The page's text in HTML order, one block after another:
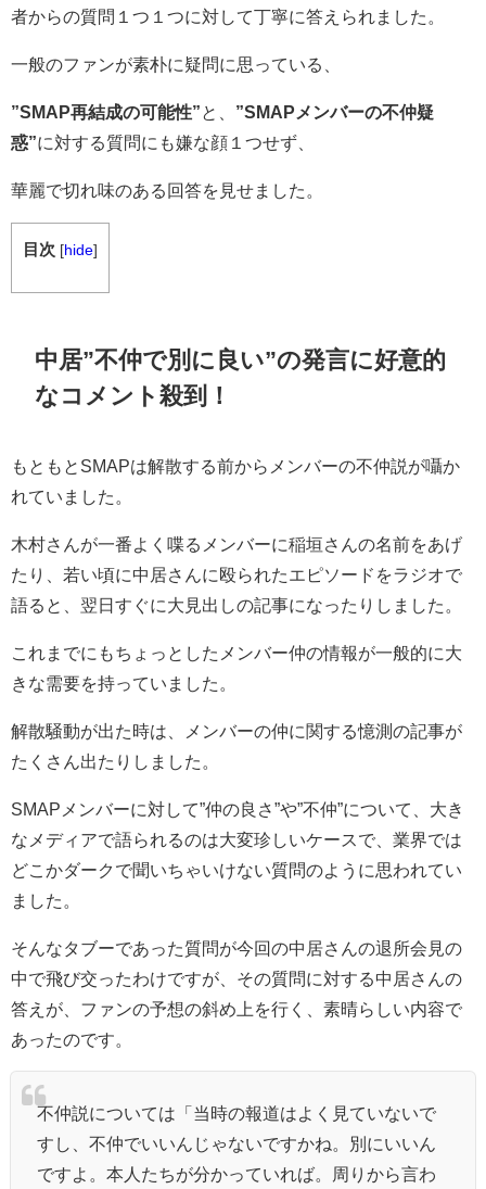
者からの質問１つ１つに対して丁寧に答えられました。
一般のファンが素朴に疑問に思っている、
”SMAP再結成の可能性”と、 ”SMAPメンバーの不仲疑
惑”に対する質問にも嫌な顔１つせず、
華麗で切れ味のある回答を見せました。
目次 [hide]
中居”不仲で別に良い”の発言に好意的
なコメント殺到！
もともとSMAPは解散する前からメンバーの不仲説が囁か
れていました。
木村さんが一番よく喋るメンバーに稲垣さんの名前をあげ
たり、若い頃に中居さんに殴られたエピソードをラジオで
語ると、翌日すぐに大見出しの記事になったりしました。
これまでにもちょっとしたメンバー仲の情報が一般的に大
きな需要を持っていました。
解散騒動が出た時は、メンバーの仲に関する憶測の記事が
たくさん出たりしました。
SMAPメンバーに対して”仲の良さ”や”不仲”について、大き
なメディアで語られるのは大変珍しいケースで、業界では
どこかダークで聞いちゃいけない質問のように思われてい
ました。
そんなタブーであった質問が今回の中居さんの退所会見の
中で飛び交ったわけですが、その質問に対する中居さんの
答えが、ファンの予想の斜め上を行く、素晴らしい内容で
あったのです。
不仲説については「当時の報道はよく見ていないで
すし、不仲でいいんじゃないですかね。別にいいん
ですよ。本人たちが分かっていれば。周りから言わ